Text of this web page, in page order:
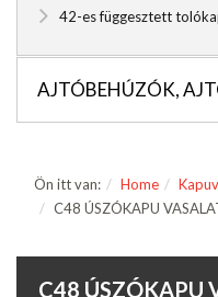
42-es függesztett
AJTÓBEHÚZÓK,
Ön itt van: Home
C48 ÚSZÓKAPU
C48 ÚSZÓKAPU